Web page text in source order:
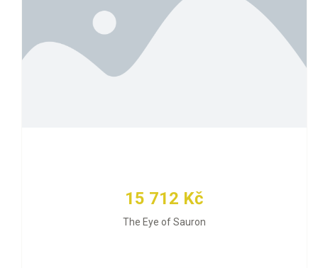
15 712 Kč
The Eye of Sauron